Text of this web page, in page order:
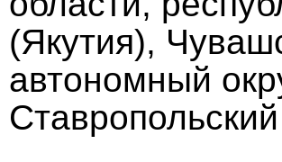
(Якутия),
автономный